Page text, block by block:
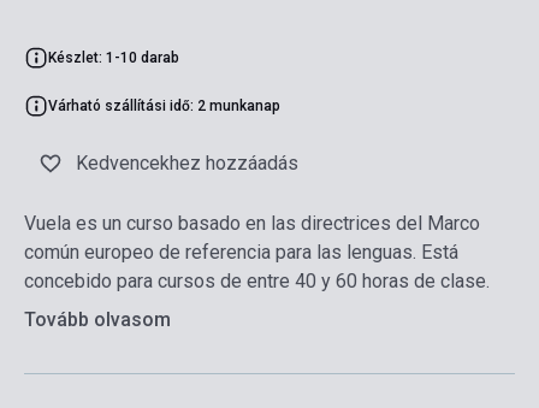
Készlet: 1-10 darab
Várható szállítási idő: 2 munkanap
Kedvencekhez hozzáadás
Vuela es un curso basado en las directrices del Marco
común europeo de referencia para las lenguas. Está
concebido para cursos de entre 40 y 60 horas de clase.
Tovább olvasom